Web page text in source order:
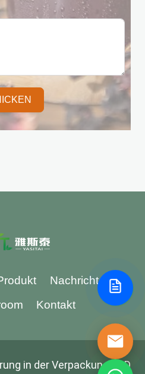
Nachricht
Kontakt
in der Verpackung R&D